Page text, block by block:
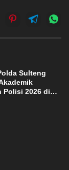
Sulteng
Polisi 2026 di